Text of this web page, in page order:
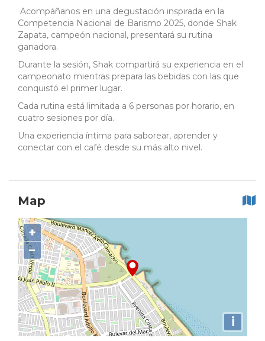
Acompáñanos en una degustación inspirada en la
Competencia Nacional de Barismo 2025, donde Shak
Zapata, campeón nacional, presentará su rutina
ganadora.
Durante la sesión, Shak compartirá su experiencia en el
campeonato mientras prepara las bebidas con las que
conquistó el primer lugar.
Cada rutina está limitada a 6 personas por horario, en
cuatro sesiones por día.
Una experiencia íntima para saborear, aprender y
conectar con el café desde su más alto nivel.
Map
+
−
i